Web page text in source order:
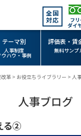
全国
対応
フリ
ダイ
テーマ別
人事制度
ウハウ・事例
評価表・賃
無料サンプ
革 > お役立ちライブラリー > 人
人事ブログ
る②